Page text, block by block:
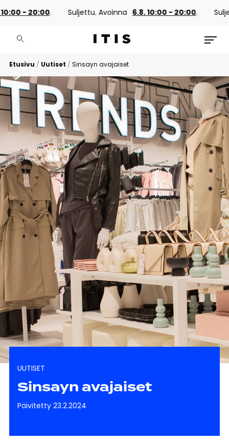
- 20:00. Suljettu. Avoinna 6.8. 10:00 - 20:00.
Etusivu / Uutiset / Sinsayn avajaiset
Sinsayn avajaiset
UUTISET
Päivitetty 23.2.2024